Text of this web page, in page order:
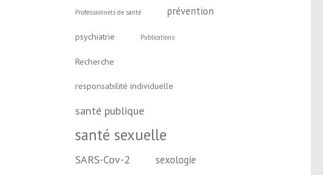
Professionnels de santé prévention
psychiatrie Publications
Recherche
responsabilité individuelle
santé publique
santé sexuelle
SARS-Cov-2 sexologie